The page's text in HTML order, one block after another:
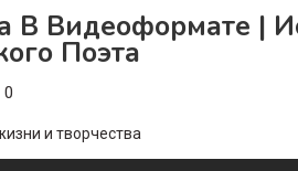
В Видеоформате |
Поэта
0